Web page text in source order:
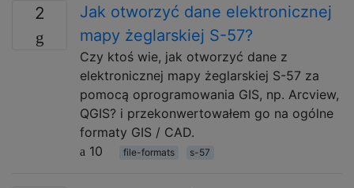
2
Jak otworzyć dane elektronicznej
mapy żeglarskiej S-57?
Czy ktoś wie, jak otworzyć dane z
elektronicznej mapy żeglarskiej S-57 za
pomocą oprogramowania GIS, np. Arcview,
QGIS? i przekonwertowałem go na ogólne
formaty GIS / CAD.
10
file-formats s-57